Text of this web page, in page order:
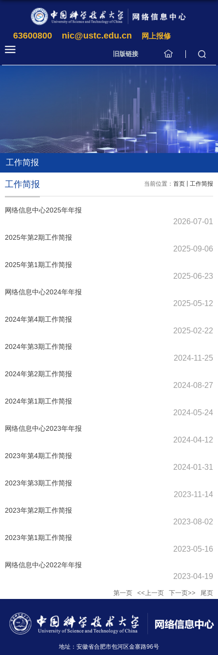
63600800 nic@ustc.edu.cn 网上报修
旧版链接
工作简报
当前位置： 首页 工作简报
工作简报
网络信息中心2025年年报
2026-07-01
2025年第2期工作简报
2025-09-06
2025年第1期工作简报
2025-06-23
网络信息中心2024年年报
2025-05-12
2024年第4期工作简报
2025-02-22
2024年第3期工作简报
2024-11-25
2024年第2期工作简报
2024-08-27
2024年第1期工作简报
2024-05-24
网络信息中心2023年年报
2024-04-12
2023年第4期工作简报
2024-01-31
2023年第3期工作简报
2023-11-14
2023年第2期工作简报
2023-08-02
2023年第1期工作简报
2023-05-16
网络信息中心2022年年报
2023-04-19
第一页 <<上一页 下一页>> 尾页
地址：安徽省合肥市包河区金寨路96号